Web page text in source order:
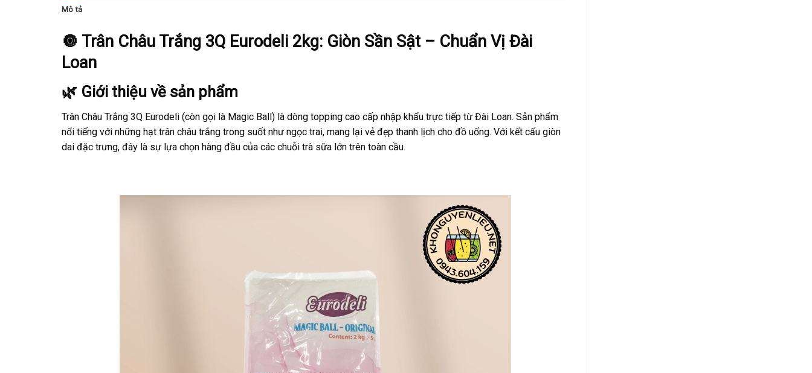
Mô tả
🔘 Trân Châu Trắng 3Q Eurodeli 2kg: Giòn Sần Sật – Chuẩn Vị Đài
Loan
🌿 Giới thiệu về sản phẩm
Trân Châu Trắng 3Q Eurodeli (còn gọi là Magic Ball) là dòng topping cao cấp nhập khẩu trực tiếp từ Đài Loan. Sản phẩm
nổi tiếng với những hạt trân châu trắng trong suốt như ngọc trai, mang lại vẻ đẹp thanh lịch cho đồ uống. Với kết cấu giòn
dai đặc trưng, đây là sự lựa chọn hàng đầu của các chuỗi trà sữa lớn trên toàn cầu.